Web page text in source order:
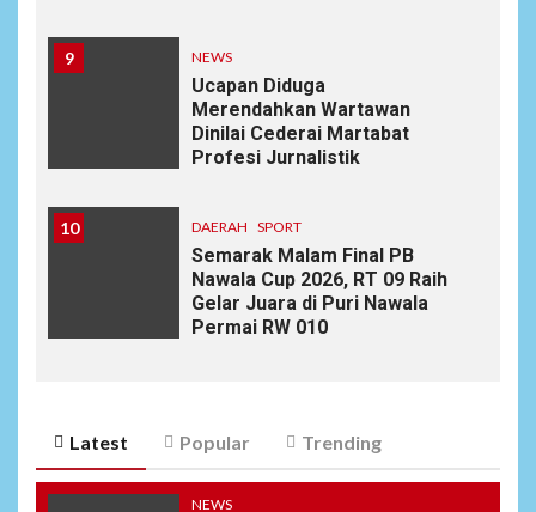
9 NEWS
Ucapan Diduga
Merendahkan Wartawan
Dinilai Cederai Martabat
Profesi Jurnalistik
10 DAERAH SPORT
Semarak Malam Final PB
Nawala Cup 2026, RT 09 Raih
Gelar Juara di Puri Nawala
Permai RW 010
Latest Popular Trending
NEWS